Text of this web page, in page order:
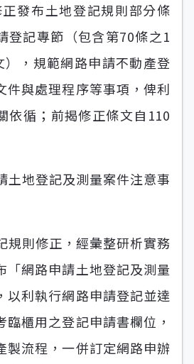
發布土地登記規則部分條
登記專節（包含第70條之1
，規範網路申請不動產登
件與處理程序等事項，俾利
依循；前揭修正條文自110
土地登記及測量案件注意事
則修正，經彙整研析實務
「網路申請土地登記及測量
以利執行網路申請登記並達
櫃用之登記申請書欄位，
製流程，一併訂定網路申辦